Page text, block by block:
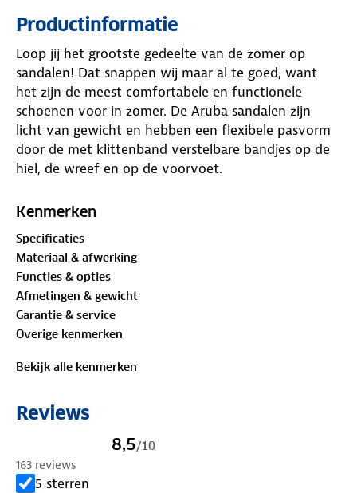
Productinformatie
Loop jij het grootste gedeelte van de zomer op
sandalen! Dat snappen wij maar al te goed, want
het zijn de meest comfortabele en functionele
schoenen voor in zomer. De Aruba sandalen zijn
licht van gewicht en hebben een flexibele pasvorm
door de met klittenband verstelbare bandjes op de
hiel, de wreef en op de voorvoet.
De banden van de sandalen lopen door in de zool
klittenband zit neopreen, een zacht en soepel
materiaal, voor extra draagcomfort. De zeer lichte,
rubberen profielzool zorgt voor stabilisatie op
ongelijke ondergrond. Voor welke kleur ga jij dit
seizoen?
Verkrijgbaar in de maten 36-42 (36 alleen online).
Kenmerken
Specificaties
Materiaal & afwerking
Functies & opties
Afmetingen & gewicht
Garantie & service
Overige kenmerken
Bekijk alle kenmerken
Reviews
8,5/10
163 reviews
5 sterren